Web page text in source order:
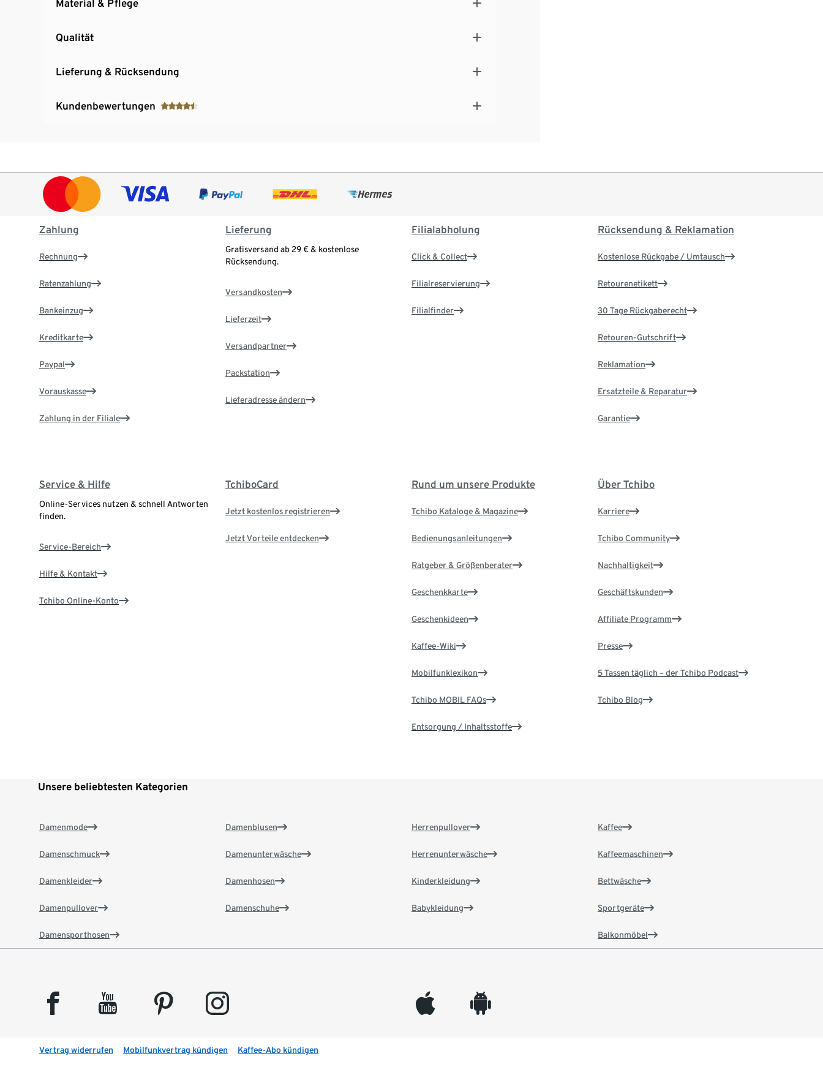
Material & Pflege
Qualität
Lieferung & Rücksendung
Kundenbewertungen
Zahlung
Rechnung
Ratenzahlung
Bankeinzug
Kreditkarte
Paypal
Vorauskasse
Zahlung in der Filiale
Lieferung
Gratisversand ab 29 € & kostenlose
Rücksendung.
Versandkosten
Lieferzeit
Versandpartner
Packstation
Lieferadresse ändern
Filialabholung
Click & Collect
Filialreservierung
Filialfinder
Rücksendung & Reklamation
Kostenlose Rückgabe / Umtausch
Retourenetikett
30 Tage Rückgaberecht
Retouren-Gutschrift
Reklamation
Ersatzteile & Reparatur
Garantie
Service & Hilfe
Online-Services nutzen & schnell Antworten
finden.
Service-Bereich
Hilfe & Kontakt
Tchibo Online-Konto
TchiboCard
Jetzt kostenlos registrieren
Jetzt Vorteile entdecken
Rund um unsere Produkte
Tchibo Kataloge & Magazine
Bedienungsanleitungen
Ratgeber & Größenberater
Geschenkkarte
Geschenkideen
Kaffee-Wiki
Mobilfunklexikon
Tchibo MOBIL FAQs
Entsorgung / Inhaltsstoffe
Über Tchibo
Karriere
Tchibo Community
Nachhaltigkeit
Geschäftskunden
Affiliate Programm
Presse
5 Tassen täglich – der Tchibo Podcast
Tchibo Blog
Unsere beliebtesten Kategorien
Damenmode
Damenschmuck
Damenkleider
Damenpullover
Damensporthosen
Damenblusen
Damenunterwäsche
Damenhosen
Damenschuhe
Herrenpullover
Herrenunterwäsche
Kinderkleidung
Babykleidung
Kaffee
Kaffeemaschinen
Bettwäsche
Sportgeräte
Balkonmöbel
facebook youtube pinterest instagram appleinc android
Vertrag widerrufen Mobilfunkvertrag kündigen Kaffee-Abo kündigen